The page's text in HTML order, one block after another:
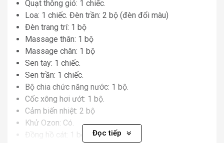
Quạt thông gió: 1 chiếc.
Loa: 1 chiếc. Đèn trần: 2 bộ (đèn đổi màu)
Đèn trang trí: 1 bộ
Massage thân: 1 bộ
Massage chân: 1 bộ
Sen tay: 1 chiếc.
Sen trần: 1 chiếc.
Bộ chia chức năng nước: 1 bộ.
Cốc xông hơi ướt: 1 bộ.
Cảm biến nhiệt: 2 bộ
Khử Ozon: Có.
Đồng hồ cát: 1 bộ.
Đọc tiếp